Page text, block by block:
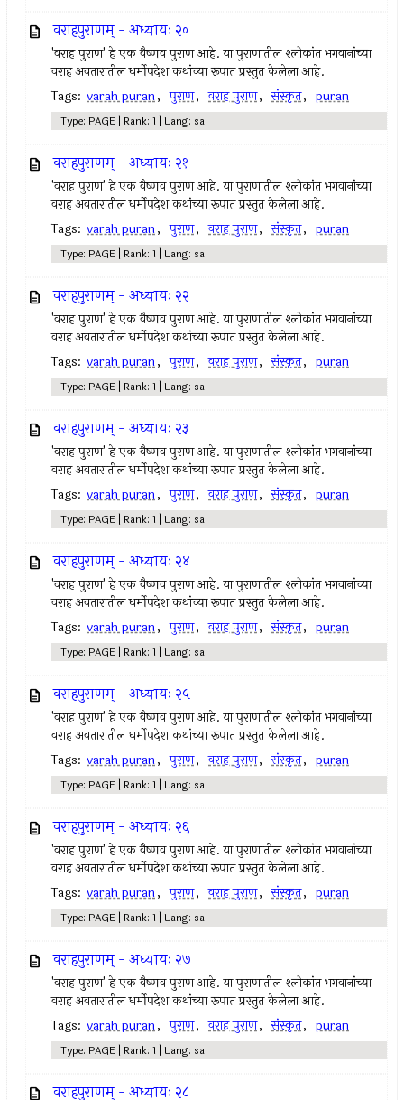
वराहपुराणम् - अध्यायः २०
'वराह पुराण' हे एक वैष्णव पुराण आहे. या पुराणातील श्लोकांत भगवानांच्या
वराह अवतारातील धर्मोपदेश कथांच्या रूपात प्रस्तुत केलेला आहे.
Tags: varah puran, पुराण, वराह पुराण, संस्कृत, puran
Type: PAGE | Rank: 1 | Lang: sa
वराहपुराणम् - अध्यायः २१
'वराह पुराण' हे एक वैष्णव पुराण आहे. या पुराणातील श्लोकांत भगवानांच्या
वराह अवतारातील धर्मोपदेश कथांच्या रूपात प्रस्तुत केलेला आहे.
Tags: varah puran, पुराण, वराह पुराण, संस्कृत, puran
Type: PAGE | Rank: 1 | Lang: sa
वराहपुराणम् - अध्यायः २२
'वराह पुराण' हे एक वैष्णव पुराण आहे. या पुराणातील श्लोकांत भगवानांच्या
वराह अवतारातील धर्मोपदेश कथांच्या रूपात प्रस्तुत केलेला आहे.
Tags: varah puran, पुराण, वराह पुराण, संस्कृत, puran
Type: PAGE | Rank: 1 | Lang: sa
वराहपुराणम् - अध्यायः २३
'वराह पुराण' हे एक वैष्णव पुराण आहे. या पुराणातील श्लोकांत भगवानांच्या
वराह अवतारातील धर्मोपदेश कथांच्या रूपात प्रस्तुत केलेला आहे.
Tags: varah puran, पुराण, वराह पुराण, संस्कृत, puran
Type: PAGE | Rank: 1 | Lang: sa
वराहपुराणम् - अध्यायः २४
'वराह पुराण' हे एक वैष्णव पुराण आहे. या पुराणातील श्लोकांत भगवानांच्या
वराह अवतारातील धर्मोपदेश कथांच्या रूपात प्रस्तुत केलेला आहे.
Tags: varah puran, पुराण, वराह पुराण, संस्कृत, puran
Type: PAGE | Rank: 1 | Lang: sa
वराहपुराणम् - अध्यायः २५
'वराह पुराण' हे एक वैष्णव पुराण आहे. या पुराणातील श्लोकांत भगवानांच्या
वराह अवतारातील धर्मोपदेश कथांच्या रूपात प्रस्तुत केलेला आहे.
Tags: varah puran, पुराण, वराह पुराण, संस्कृत, puran
Type: PAGE | Rank: 1 | Lang: sa
वराहपुराणम् - अध्यायः २६
'वराह पुराण' हे एक वैष्णव पुराण आहे. या पुराणातील श्लोकांत भगवानांच्या
वराह अवतारातील धर्मोपदेश कथांच्या रूपात प्रस्तुत केलेला आहे.
Tags: varah puran, पुराण, वराह पुराण, संस्कृत, puran
Type: PAGE | Rank: 1 | Lang: sa
वराहपुराणम् - अध्यायः २७
'वराह पुराण' हे एक वैष्णव पुराण आहे. या पुराणातील श्लोकांत भगवानांच्या
वराह अवतारातील धर्मोपदेश कथांच्या रूपात प्रस्तुत केलेला आहे.
Tags: varah puran, पुराण, वराह पुराण, संस्कृत, puran
Type: PAGE | Rank: 1 | Lang: sa
वराहपुराणम् - अध्यायः २८